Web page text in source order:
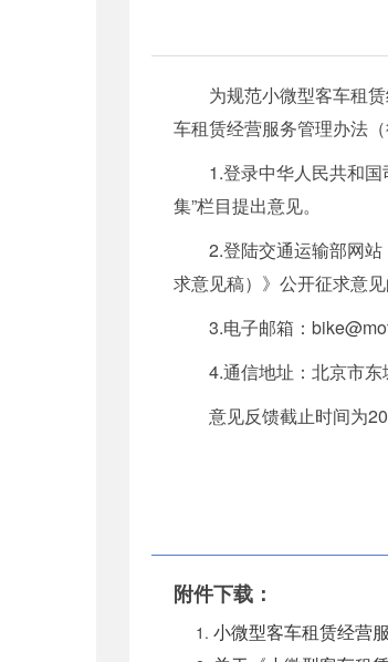
为规范小微型客车租赁
车租赁经营服务管理办法
1.登录中华人民共和国
集”栏目提出意见。
2.登陆交通运输部网站（
求意见稿）》公开征求意见
3.电子邮箱：
4.通信地址：北京市东
意见反馈截止时间为
附件下载：
小微型客车租赁经营